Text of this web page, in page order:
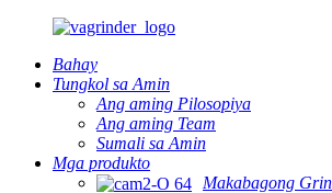
Bahay
Tungkol sa Amin
Ang aming Pilosopiya
Ang aming Team
Sumali sa Amin
Mga produkto
Makabagong